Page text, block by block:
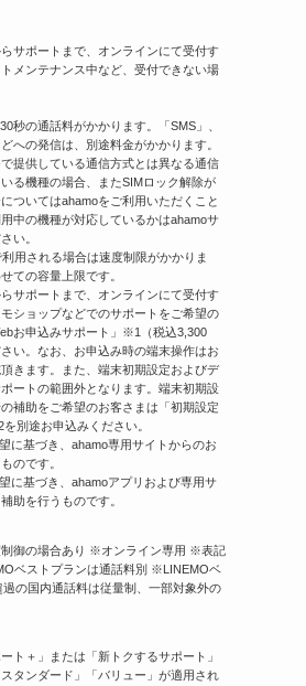
サポートまで、オンラインにて受付す
メンテナンス中など、受付できない場
秒の通話料がかかります。「SMS」、
への発信は、別途料金がかかります。
提供している通信方式とは異なる通信
る機種の場合、またSIMロック解除が
ついてはahamoをご利用いただくこと
中の機種が対応しているかはahamoサ
い。
用される場合は速度制限がかかりま
ての容量上限です。
サポートまで、オンラインにて受付す
ショップなどでのサポートをご希望の
お申込みサポート」※1（税込3,300
い。なお、お申込み時の端末操作はお
きます。また、端末初期設定およびデ
ートの範囲外となります。端末初期設
補助をご希望のお客さまは「初期設定
別途お申込みください。
に基づき、ahamo専用サイトからのお
のです。
に基づき、ahamoアプリおよび専用サ
助を行うものです。
御の場合あり ※オンライン専用 ※表記
ベストプランは通話料別 ※LINEMOベ
過の国内通話料は従量制、一部対象外の
ト＋」または「新トクするサポート」
タンダード」「バリュー」が適用され